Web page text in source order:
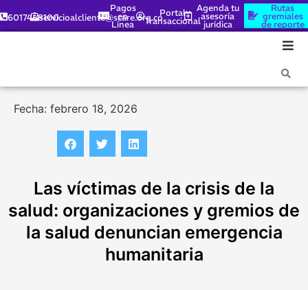
6017448100servicioalcliente@scare.org.co
Pagos
en
Línea
Portal
Transaccional
Agenda tu
asesoría
jurídica
Rutas
gremiales
de reporte
Fecha: febrero 18, 2026
Las víctimas de la crisis de la
salud: organizaciones y gremios de
la salud denuncian emergencia
humanitaria